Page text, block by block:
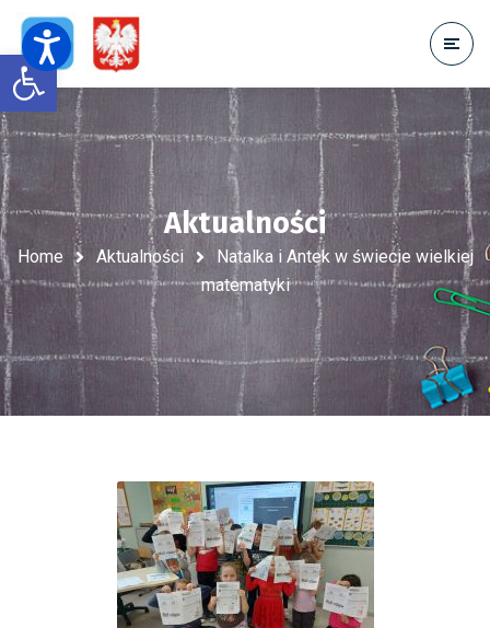
Open toolbar
Aktualności
Home Aktualności
Natalka i Antek w świecie wielkiej
matematyki